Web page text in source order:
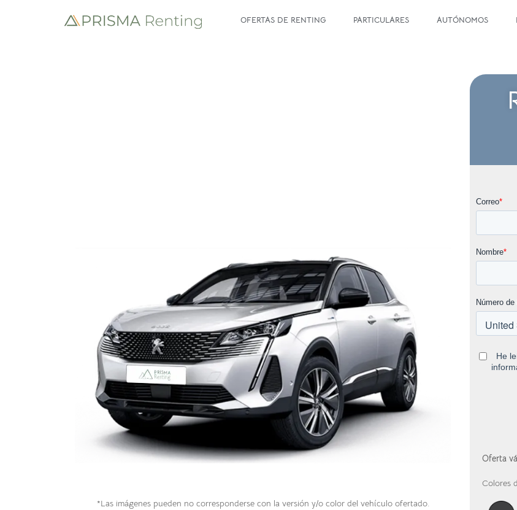
OFERTAS DE RENTING PARTICULARES AUTÓNOMOS
*Las imágenes pueden no corresponderse con la versión y/o color del vehículo ofertado.
Oferta
Colores